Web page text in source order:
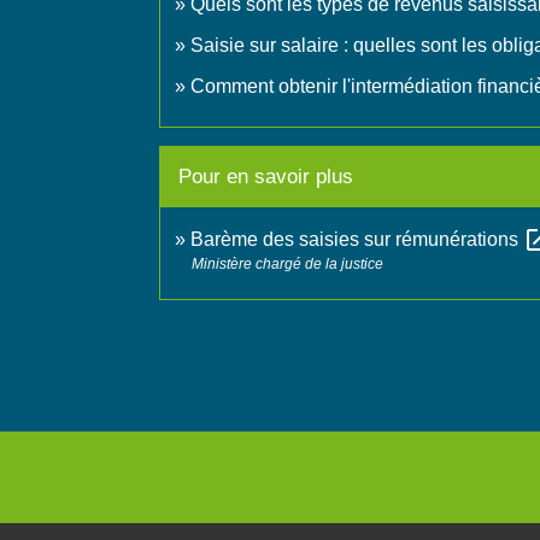
Saisie sur salaire : quelles sont les
Comment obtenir l'intermédiation
Pour en savoir plus
Barème des saisies sur rémunérations
Ministère chargé de la justice